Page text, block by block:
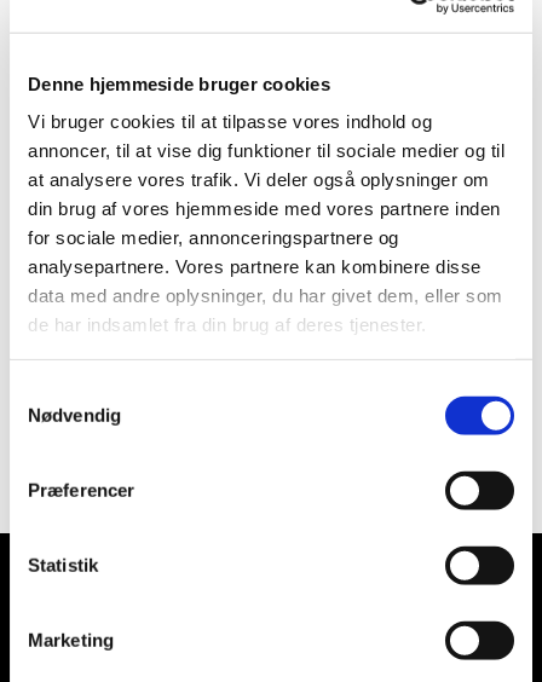
Denne hjemmeside bruger cookies
Vi bruger cookies til at tilpasse vores indhold og
annoncer, til at vise dig funktioner til sociale medier og til
at analysere vores trafik. Vi deler også oplysninger om
din brug af vores hjemmeside med vores partnere inden
for sociale medier, annonceringspartnere og
analysepartnere. Vores partnere kan kombinere disse
data med andre oplysninger, du har givet dem, eller som
de har indsamlet fra din brug af deres tjenester.
Nødvendig
Præferencer
Statistik
Marketing
Alle er velkomne
Du vil måske også kunne lide...